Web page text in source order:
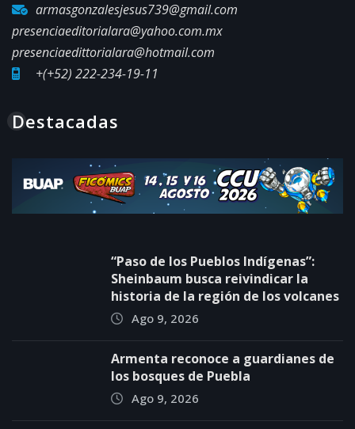
armasgonzalesjesus739@gmail.com
presenciaeditorialara@yahoo.com.mx
presenciaedittorialara@hotmail.com
+(+52) 222-234-19-11
Destacadas
“Paso de los Pueblos Indígenas”:
Sheinbaum busca reivindicar la
historia de la región de los volcanes
Ago 9, 2026
Armenta reconoce a guardianes de
los bosques de Puebla
Ago 9, 2026